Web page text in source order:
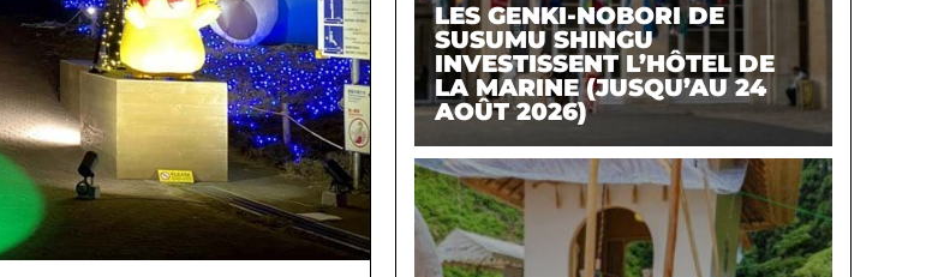
LES GENKI-NOBORI DE
SUSUMU SHINGU
INVESTISSENT L’HÔTEL DE
LA MARINE (JUSQU’AU 24
AOÛT 2026)